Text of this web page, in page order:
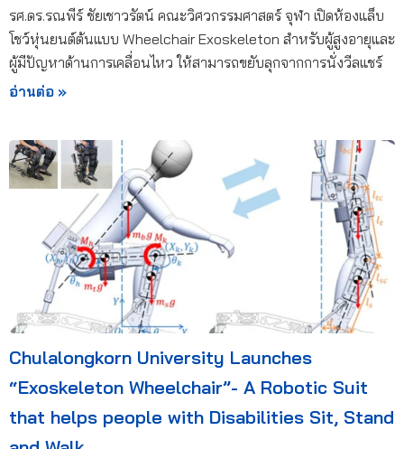
รศ.ดร.รณพีร์ ชัยเชาวรัตน์ คณะวิศวกรรมศาสตร์ จุฬา เปิดห้องแล็บ
โชว์หุ่นยนต์ต้นแบบ Wheelchair Exoskeleton สำหรับผู้สูงอายุและ
ผู้มีปัญหาด้านการเคลื่อนไหว ให้สามารถขยับลุกจากการนั่งวีลแชร์
อ่านต่อ »
Chulalongkorn University Launches
“Exoskeleton Wheelchair”- A Robotic Suit
that helps people with Disabilities Sit, Stand